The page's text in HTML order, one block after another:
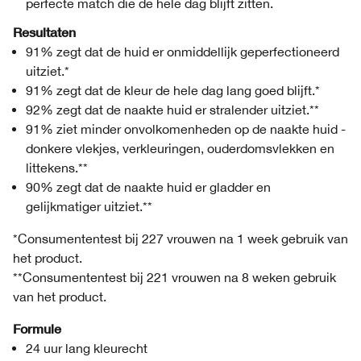
perfecte match die de hele dag blijft zitten.
Resultaten
91% zegt dat de huid er onmiddellijk geperfectioneerd
uitziet.*
91% zegt dat de kleur de hele dag lang goed blijft.*
92% zegt dat de naakte huid er stralender uitziet.**
91% ziet minder onvolkomenheden op de naakte huid -
donkere vlekjes, verkleuringen, ouderdomsvlekken en
littekens.**
90% zegt dat de naakte huid er gladder en
gelijkmatiger uitziet.**
*Consumententest bij 227 vrouwen na 1 week gebruik van
het product.
**Consumententest bij 221 vrouwen na 8 weken gebruik
van het product.
Formule
24 uur lang kleurecht